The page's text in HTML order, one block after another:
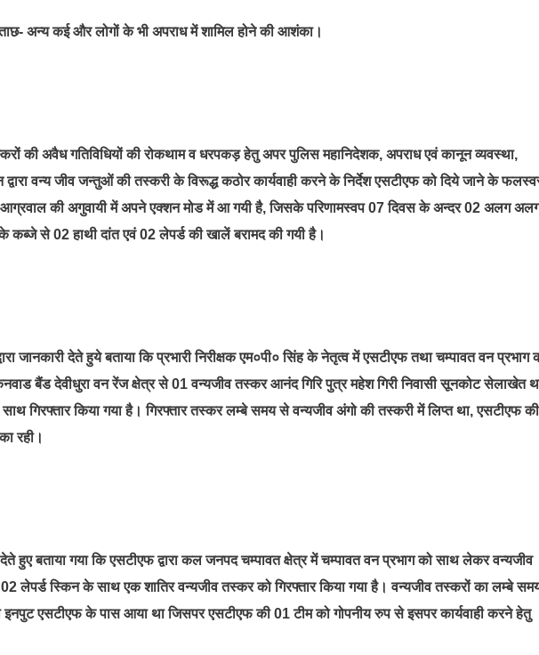
अन्य कई और लोगों के भी अपराध में शामिल होने की आशंका।
की अवैध गतिविधियों की रोकथाम व धरपकड़ हेतु अपर पुलिस महानिदेशक, अपराध एवं कानून व्यवस्था,
वन्य जीव जन्तुओं की तस्करी के विरूद्ध कठोर कार्यवाही करने के निर्देश एसटीएफ को दिये जाने के
की अगुवायी में अपने एक्शन मोड में आ गयी है, जिसके परिणामस्वप 07 दिवस के अन्दर 02 अलग
कब्जे से 02 हाथी दांत एवं 02 लेपर्ड की खालें बरामद की गयी है।
जानकारी देते हुये बताया कि प्रभारी निरीक्षक एम०पी० सिंह के नेतृत्व में एसटीएफ तथा चम्पावत वन प्रभाग
बैंड देवीधुरा वन रेंज क्षेत्र से 01 वन्यजीव तस्कर आनंद गिरि पुत्र महेश गिरी निवासी सूनकोट सेलाखेत
गिरफ्तार किया गया है। गिरफ्तार तस्कर लम्बे समय से वन्यजीव अंगो की तस्करी में लिप्त था, एसटीएफ
रही।
हुए बताया गया कि एसटीएफ द्वारा कल जनपद चम्पावत क्षेत्र में चम्पावत वन प्रभाग को साथ लेकर वन्यजीव
02 लेपर्ड स्किन के साथ एक शातिर वन्यजीव तस्कर को गिरफ्तार किया गया है। वन्यजीव तस्करों का लम्बे
इनपुट एसटीएफ के पास आया था जिसपर एसटीएफ की 01 टीम को गोपनीय रुप से इसपर कार्यवाही करने हेतु